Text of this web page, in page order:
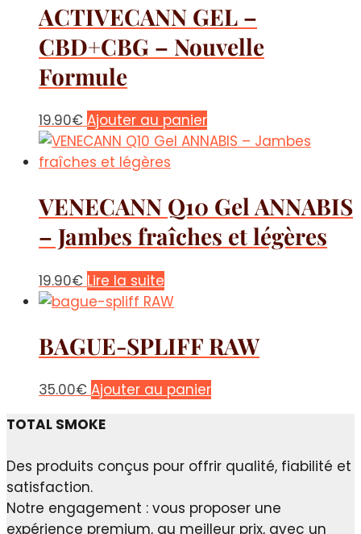
ACTIVECANN GEL –
CBD+CBG – Nouvelle
Formule
19.90€ Ajouter au panier
VENECANN Q10 Gel ANNABIS
– Jambes fraîches et légères
19.90€ Lire la suite
BAGUE-SPLIFF RAW
35.00€ Ajouter au panier
TOTAL SMOKE
Des produits conçus pour offrir qualité, fiabilité et
satisfaction.
Notre engagement : vous proposer une
expérience premium, au meilleur prix, avec un